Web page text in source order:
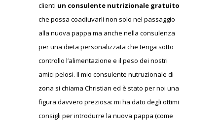
clienti un consulente nutrizionale gratuito
che possa coadiuvarli non solo nel passaggio
alla nuova pappa ma anche nella consulenza
per una dieta personalizzata che tenga sotto
controllo l’alimentazione e il peso dei nostri
amici pelosi. Il mio consulente nutruzionale di
zona si chiama Christian ed è stato per noi una
figura davvero preziosa: mi ha dato degli ottimi
consigli per introdurre la nuova pappa (come